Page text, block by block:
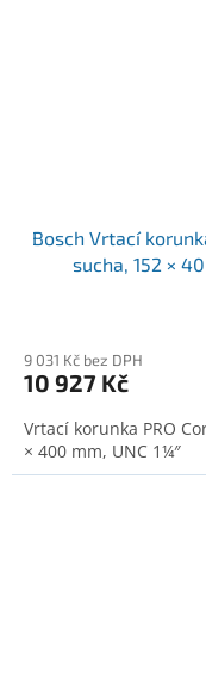
Bosch Vrtací
sucha, 152 ×
9 031 Kč bez DPH
10 927 Kč
Vrtací korunka PRO
× 400 mm, UNC 1¼″